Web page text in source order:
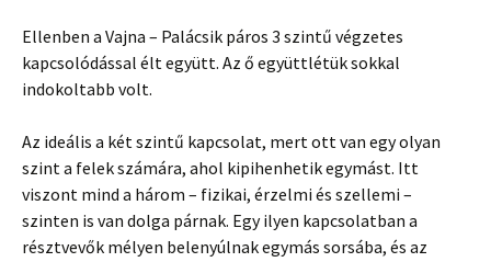
Ellenben a Vajna – Palácsik páros 3 szintű végzetes
kapcsolódással élt együtt. Az ő együttlétük sokkal
indokoltabb volt.
Az ideális a két szintű kapcsolat, mert ott van egy olyan
szint a felek számára, ahol kipihenhetik egymást. Itt
viszont mind a három – fizikai, érzelmi és szellemi –
szinten is van dolga párnak. Egy ilyen kapcsolatban a
résztvevők mélyen belenyúlnak egymás sorsába, és az